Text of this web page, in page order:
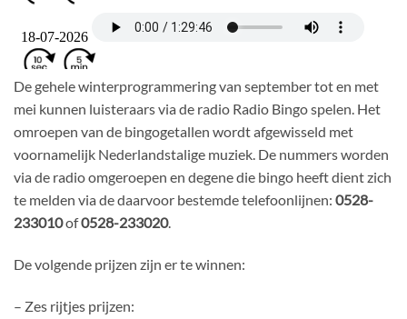
De gehele winterprogrammering van september tot en met
mei kunnen luisteraars via de radio Radio Bingo spelen. Het
omroepen van de bingogetallen wordt afgewisseld met
voornamelijk Nederlandstalige muziek. De nummers worden
via de radio omgeroepen en degene die bingo heeft dient zich
te melden via de daarvoor bestemde telefoonlijnen: 0528-
233010of0528-233020.
De volgende prijzen zijn er te winnen:
– Zes rijtjes prijzen: